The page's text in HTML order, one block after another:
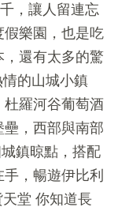
，讓人留連忘
樂園，也是吃
還有太多的驚
的山城小鎮
杜羅河谷葡萄酒
，西部與南部
鎮晾點，搭配
，暢遊伊比利
堂 你知道長